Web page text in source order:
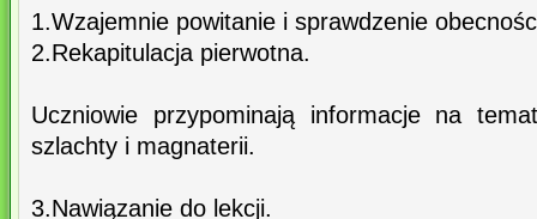
1.Wzajemnie powitanie i sprawdzenie
2.Rekapitulacja pierwotna.
Uczniowie przypominają informacje na
szlachty i magnaterii.
3.Nawiązanie do lekcji.